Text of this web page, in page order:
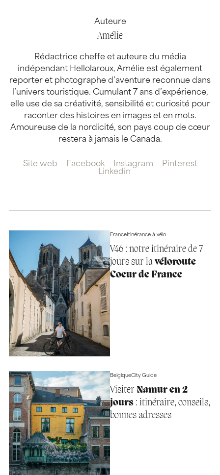
Auteure
Amélie
Rédactrice cheffe et auteure du média
indépendant Hellolaroux, Amélie est également
reporter et photographe d’aventure reconnue dans
l’univers touristique. Cumulant 7 ans d’expérience,
elle use de sa créativité, sensibilité et curiosité pour
raconter des histoires en images et en mots.
Amoureuse de la nordicité, son pays coup de cœur
restera à jamais le Canada.
Site web Facebook Instagram
Pinterest
Linkedin
FranceItinérance à vélo
V46 : notre itinéraire de 7
jours sur lavéloroute
Coeur de France
BelgiqueCity Guide
Visiter Namur en 2
jours: itinéraire, conseils,
bonnes adresses